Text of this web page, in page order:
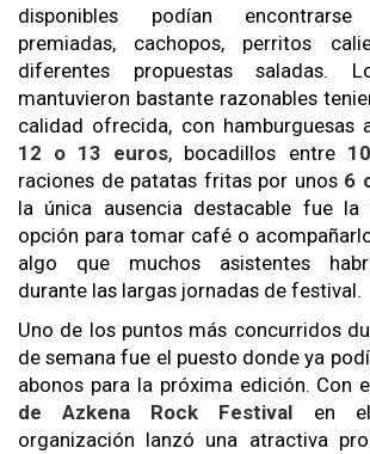
disponibles podían encontrarse
premiadas, cachopos, perritos
diferentes propuestas saladas.
mantuvieron bastante razonables
calidad ofrecida, con hamburguesas
12 o 13 euros, bocadillos entre
raciones de patatas fritas por unos 6
la única ausencia destacable fue
opción para tomar café o
algo que muchos asistentes
durante las largas jornadas de festival.
Uno de los puntos más concurridos
de semana fue el puesto donde ya
abonos para la próxima edición. Con
de Azkena Rock Festival en el
organización lanzó una atractiva